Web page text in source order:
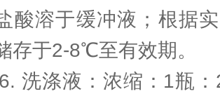
酸溶于缓冲液；根据
存于2-8℃至有效期。
洗涤液：浓缩：1瓶：